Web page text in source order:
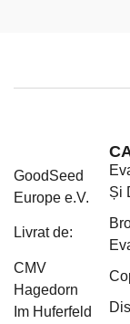
GoodSeed
Europe e.V.
Livrat de:
CMV
Hagedorn
Im Huferfeld
Și